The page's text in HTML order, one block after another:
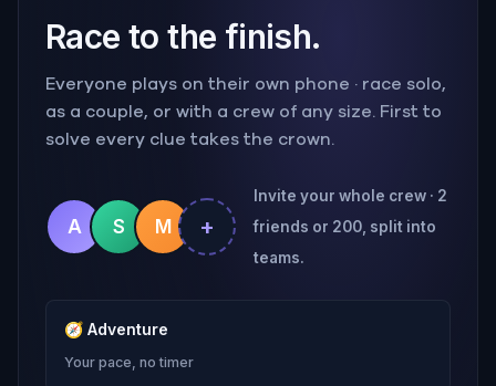
Race to the finish.
Everyone plays on their own phone · race solo,
as a couple, or with a crew of any size. First to
solve every clue takes the crown.
A S M +
Invite your whole crew · 2
friends or 200, split into
teams.
🧭 Adventure
Your pace, no timer